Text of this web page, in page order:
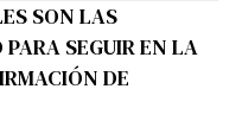
SON LAS
SEGUIR EN LA
DE